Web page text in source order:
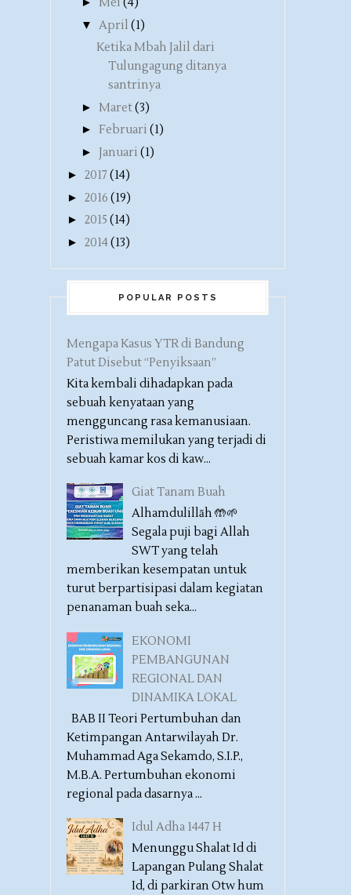
Mei (4)
▼ April (1)
Ketika Mbah Jalil dari
Tulungagung ditanya
santrinya
► Maret(3)
► Februari (1)
► Januari (1)
► 2017 (14)
► 2016 (19)
► 2015 (14)
► 2014(13)
POPULAR POSTS
Mengapa Kasus YTR di Bandung
Patut Disebut “Penyiksaan”
Kita kembali dihadapkan pada
sebuah kenyataan yang
mengguncang rasa kemanusiaan.
Peristiwa memilukan yang terjadi di
sebuah kamar kos di kaw...
Giat Tanam Buah
Alhamdulillāh 🤲🌱
Segala puji bagi Allah
SWT yang telah
memberikan kesempatan untuk
turut berpartisipasi dalam kegiatan
penanaman buah seka...
EKONOMI
PEMBANGUNAN
REGIONAL DAN
DINAMIKA LOKAL
BAB II Teori Pertumbuhan dan
Ketimpangan Antarwilayah Dr.
Muhammad Aga Sekamdo, S.I.P.,
M.B.A. Pertumbuhan ekonomi
regional pada dasarnya ...
Idul Adha 1447 H
Menunggu Shalat Id di
Lapangan Pulang Shalat
Id, di parkiran Otw hum